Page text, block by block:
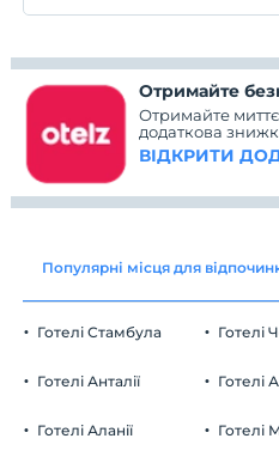
Отримайте
Отримайте
додаткова
ВІДКРИТИ
Популярні місця для
Готелі Стамбула
Готелі Анталії
Готелі Аланії
Готелі
Готелі
Готелі